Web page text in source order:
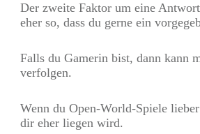
Der zweite Faktor um eine
eher so, dass du gerne ein
Falls du Gamerin bist, dann kann
verfolgen.
Wenn du Open-World-Spiele
dir eher liegen wird.